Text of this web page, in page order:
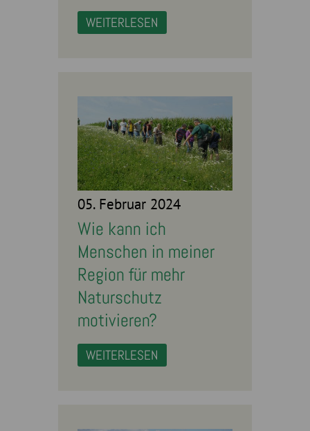
WEITERLESEN
05. Februar 2024
Wie kann ich
Menschen in meiner
Region für mehr
Naturschutz
motivieren?
WEITERLESEN